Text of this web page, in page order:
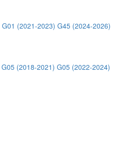
G01 (2021-2023) G45 (2024-2026)
G05 (2018-2021) G05 (2022-2024)